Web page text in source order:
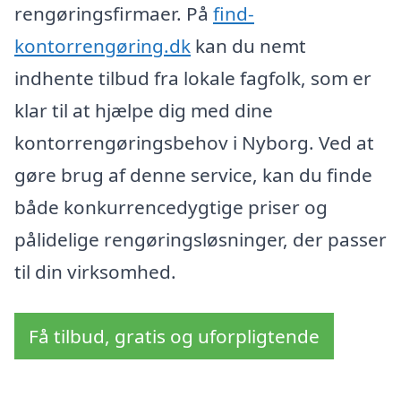
rengøringsfirmaer. På find-
kontorrengøring.dk kan du nemt
indhente tilbud fra lokale fagfolk, som er
klar til at hjælpe dig med dine
kontorrengøringsbehov i Nyborg. Ved at
gøre brug af denne service, kan du finde
både konkurrencedygtige priser og
pålidelige rengøringsløsninger, der passer
til din virksomhed.
Få tilbud, gratis og uforpligtende